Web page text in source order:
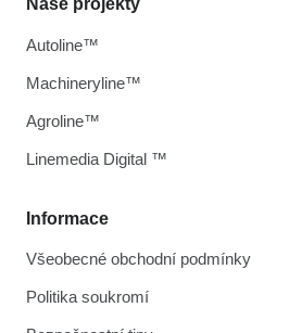
Informace
Všeobecné obchodní podmínky
Politika soukromí
Autoline™
Machineryline™
Agroline™
Linemedia Digital ™